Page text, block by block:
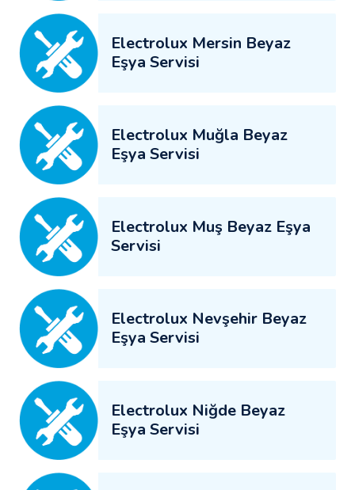
Electrolux Mersin Beyaz
Eşya Servisi
Electrolux Muğla Beyaz
Eşya Servisi
Electrolux Muş Beyaz Eşya
Servisi
Electrolux Nevşehir Beyaz
Eşya Servisi
Electrolux Niğde Beyaz
Eşya Servisi